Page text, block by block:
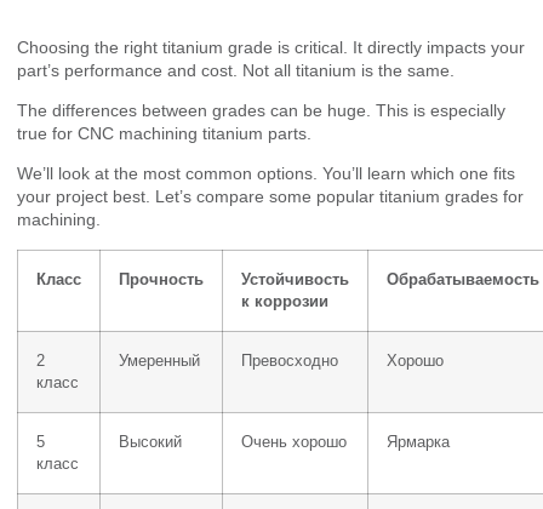
Choosing the right titanium grade is critical. It directly impacts your
part’s performance and cost. Not all titanium is the same.
The differences between grades can be huge. This is especially
true for CNC machining titanium parts.
We’ll look at the most common options. You’ll learn which one fits
your project best. Let’s compare some popular titanium grades for
machining.
Класс Прочность
Устойчивость
к коррозии
Обрабатываемость
2
класс
Умеренный Превосходно Хорошо
5
класс
Высокий Очень хорошо Ярмарка